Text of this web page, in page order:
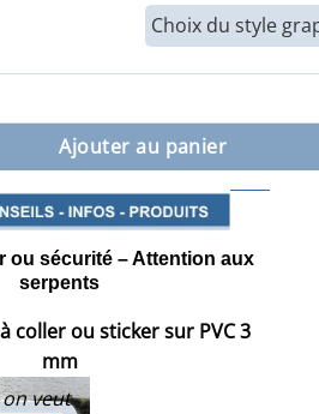
humour ou sécurité Attention aux
Ajouter au panier
ou sécurité – Attention aux
serpents
coller ou sticker sur PVC 3
mm
veut